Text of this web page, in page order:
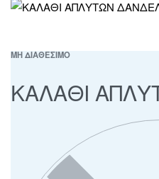
ΜΗ ΔΙΑΘΕΣΙΜΟ
ΚΑΛΑΘΙ